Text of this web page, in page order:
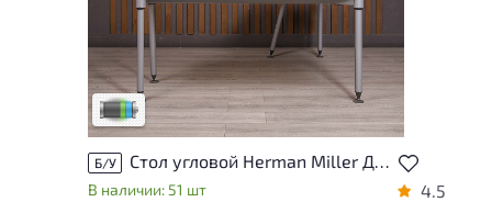
Товар представлен с низкими степенями
износа. От состояния, приближенного к
новому, до незначительных следов
эксплуатации. Подробнее об износе в
разделе характеристики.
Низкая степень износа
Б/У
В наличии: 51 шт 4.5